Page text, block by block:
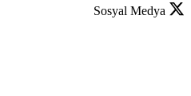
Sosyal Medya